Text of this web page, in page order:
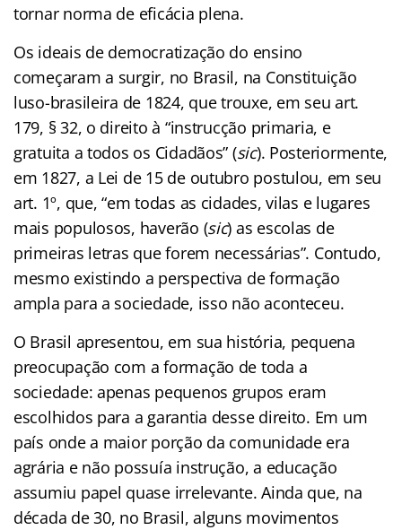
tornar norma de eficácia plena.
Os ideais de democratização do ensino
começaram a surgir, no Brasil, na Constituição
luso-brasileira de 1824, que trouxe, em seu art.
179, § 32, o direito à “instrucção primaria, e
gratuita a todos os Cidadãos” (sic). Posteriormente,
em 1827, a Lei de 15 de outubro postulou, em seu
art. 1º, que, “em todas as cidades, vilas e lugares
mais populosos, haverão (sic) as escolas de
primeiras letras que forem necessárias”. Contudo,
mesmo existindo a perspectiva de formação
ampla para a sociedade, isso não aconteceu.
O Brasil apresentou, em sua história, pequena
preocupação com a formação de toda a
sociedade: apenas pequenos grupos eram
escolhidos para a garantia desse direito. Em um
país onde a maior porção da comunidade era
agrária e não possuía instrução, a educação
assumiu papel quase irrelevante. Ainda que, na
década de 30, no Brasil, alguns movimentos